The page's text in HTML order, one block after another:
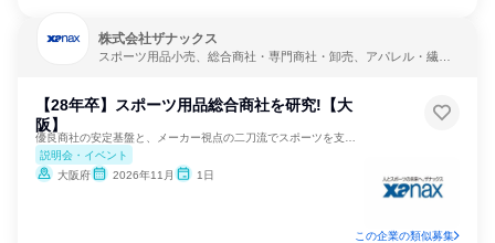
株式会社ザナックス
スポーツ用品小売、総合商社・専門商社・卸売、アパレル・繊
【28年卒】スポーツ用品総合商社を研究!【大
阪】
説明会・イベント
大阪府
2026年11月 1日
この企業の類似募集